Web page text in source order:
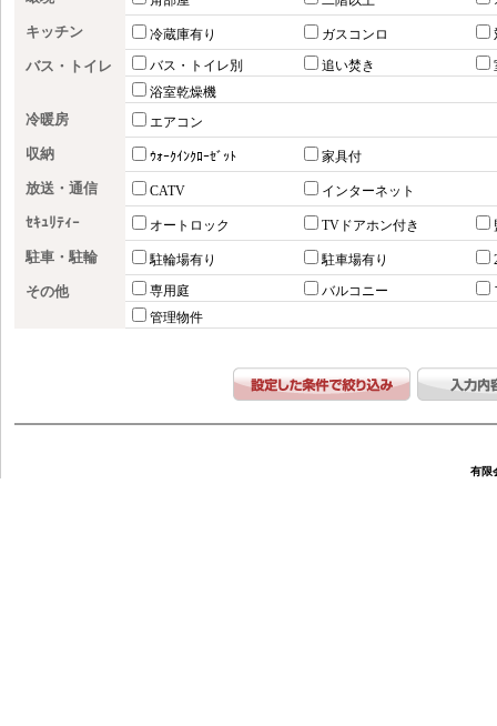
キッチン 冷蔵庫有り ガスコンロ
バス・トイレ バス・トイレ別 追い焚き
浴室乾燥機
冷暖房 エアコン
収納 ｳｫｰｸｲﾝｸﾛｰｾﾞｯﾄ 家具付
放送・通信 CATV インターネット
ｾｷｭﾘﾃｨｰ オートロック TVドアホン付き
駐車・駐輪 駐輪場有り 駐車場有り
その他 専用庭 バルコニー
管理物件
有限